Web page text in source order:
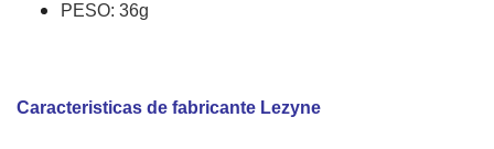
PESO: 36g
Caracteristicas de fabricante Lezyne